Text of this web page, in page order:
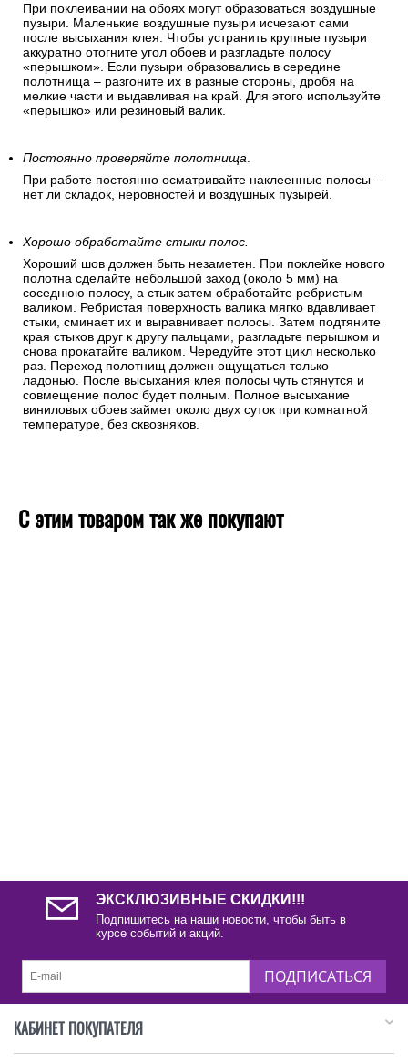
При поклеивании на обоях могут образоваться воздушные
пузыри. Маленькие воздушные пузыри исчезают сами
после высыхания клея. Чтобы устранить крупные пузыри
аккуратно отогните угол обоев и разгладьте полосу
«перышком». Если пузыри образовались в середине
полотнища – разгоните их в разные стороны, дробя на
мелкие части и выдавливая на край. Для этого используйте
«перышко» или резиновый валик.
Постоянно проверяйте полотнища.
При работе постоянно осматривайте наклеенные полосы –
нет ли складок, неровностей и воздушных пузырей.
Хорошо обработайте стыки полос.
Хороший шов должен быть незаметен. При поклейке нового
полотна сделайте небольшой заход (около 5 мм) на
соседнюю полосу, а стык затем обработайте ребристым
валиком. Ребристая поверхность валика мягко вдавливает
стыки, сминает их и выравнивает полосы. Затем подтяните
края стыков друг к другу пальцами, разгладьте перышком и
снова прокатайте валиком. Чередуйте этот цикл несколько
раз. Переход полотнищ должен ощущаться только
ладонью. После высыхания клея полосы чуть стянутся и
совмещение полос будет полным. Полное высыхание
виниловых обоев займет около двух суток при комнатной
температуре, без сквозняков.
С этим товаром так же покупают
ЭКСКЛЮЗИВНЫЕ СКИДКИ!!!
Подпишитесь на наши новости, чтобы быть в
курсе событий и акций.
ПОДПИСАТЬСЯ
КАБИНЕТ ПОКУПАТЕЛЯ